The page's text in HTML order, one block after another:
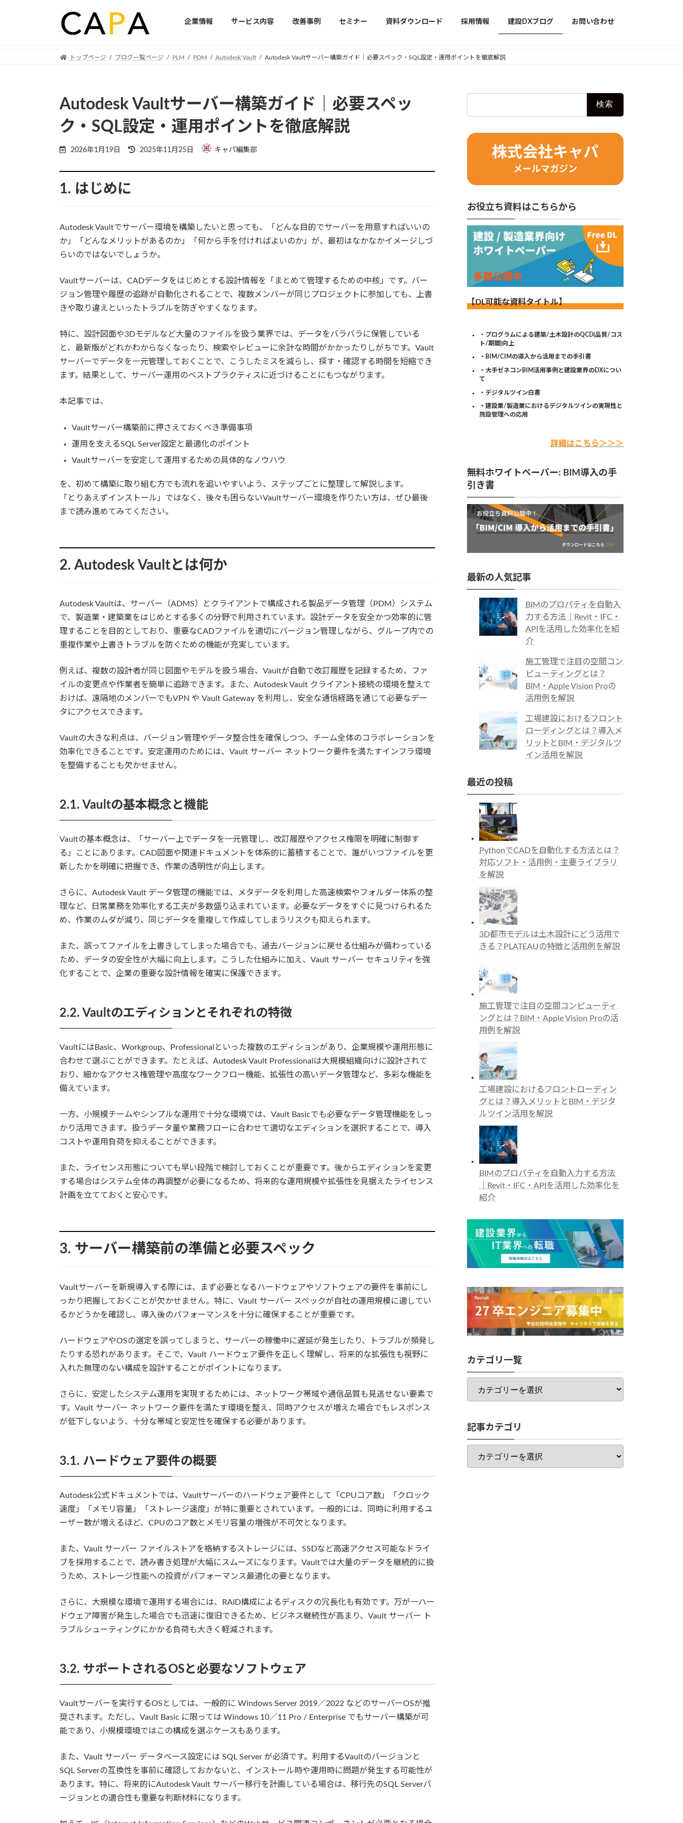
企業情報 サービス内容 改善事例 セミナー 資料ダウンロード 採用情報 建設DXブログ お問い合わせ
トップページ ブログ一覧ページ PLM PDM Autodesk Vault Autodesk Vaultサーバー構築ガイド｜必要スペック・SQL設定・運用ポイントを徹底解説
Autodesk Vaultサーバー構築ガイド｜必要スペッ
ク・SQL設定・運用ポイントを徹底解説
2026年1月19日
Last
updated
2025年11月25日 キャパ編集部
1. はじめに
Autodesk Vaultでサーバー環境を構築したいと思っても、「どんな目的でサーバーを用意すればいいの
か」「どんなメリットがあるのか」「何から手を付ければよいのか」が、最初はなかなかイメージしづ
らいのではないでしょうか。
Vaultサーバーは、CADデータをはじめとする設計情報を「まとめて管理するための中核」です。バー
ジョン管理や履歴の追跡が自動化されることで、複数メンバーが同じプロジェクトに参加しても、上書
きや取り違えといったトラブルを防ぎやすくなります。
特に、設計図面や3Dモデルなど大量のファイルを扱う業界では、データをバラバラに保管している
と、最新版がどれかわからなくなったり、検索やレビューに余計な時間がかかったりしがちです。Vault
サーバーでデータを一元管理しておくことで、こうしたミスを減らし、探す・確認する時間を短縮でき
ます。結果として、サーバー運用のベストプラクティスに近づけることにもつながります。
本記事では、
Vaultサーバー構築前に押さえておくべき準備事項
運用を支えるSQL Server設定と最適化のポイント
Vaultサーバーを安定して運用するための具体的なノウハウ
を、初めて構築に取り組む方でも流れを追いやすいよう、ステップごとに整理して解説します。
「とりあえずインストール」ではなく、後々も困らないVaultサーバー環境を作りたい方は、ぜひ最後
まで読み進めてみてください。
2. Autodesk Vaultとは何か
Autodesk Vaultは、サーバー（ADMS）とクライアントで構成される製品データ管理（PDM）システム
で、製造業・建築業をはじめとする多くの分野で利用されています。設計データを安全かつ効率的に管
理することを目的としており、重要なCADファイルを適切にバージョン管理しながら、グループ内での
重複作業や上書きトラブルを防ぐための機能が充実しています。
例えば、複数の設計者が同じ図面やモデルを扱う場合、Vaultが自動で改訂履歴を記録するため、ファ
イルの変更点や作業者を簡単に追跡できます。また、Autodesk Vault クライアント接続の環境を整えて
おけば、遠隔地のメンバーでもVPN や Vault Gateway を利用し、安全な通信経路を通じて必要なデー
タにアクセスできます。
Vaultの大きな利点は、バージョン管理やデータ整合性を確保しつつ、チーム全体のコラボレーションを
効率化できることです。安定運用のためには、Vault サーバー ネットワーク要件を満たすインフラ環境
を整備することも欠かせません。
2.1. Vaultの基本概念と機能
Vaultの基本概念は、「サーバー上でデータを一元管理し、改訂履歴やアクセス権限を明確に制御す
る」ことにあります。CAD図面や関連ドキュメントを体系的に蓄積することで、誰がいつファイルを更
新したかを明確に把握でき、作業の透明性が向上します。
さらに、Autodesk Vault データ管理の機能では、メタデータを利用した高速検索やフォルダー体系の整
理など、日常業務を効率化する工夫が多数盛り込まれています。必要なデータをすぐに見つけられるた
め、作業のムダが減り、同じデータを重複して作成してしまうリスクも抑えられます。
また、誤ってファイルを上書きしてしまった場合でも、過去バージョンに戻せる仕組みが備わっている
ため、データの安全性が大幅に向上します。こうした仕組みに加え、Vault サーバー セキュリティを強
化することで、企業の重要な設計情報を確実に保護できます。
2.2. Vaultのエディションとそれぞれの特徴
VaultにはBasic、Workgroup、Professionalといった複数のエディションがあり、企業規模や運用形態に
合わせて選ぶことができます。たとえば、Autodesk Vault Professionalは大規模組織向けに設計されて
おり、細かなアクセス権管理や高度なワークフロー機能、拡張性の高いデータ管理など、多彩な機能を
備えています。
一方、小規模チームやシンプルな運用で十分な環境では、Vault Basicでも必要なデータ管理機能をしっ
かり活用できます。扱うデータ量や業務フローに合わせて適切なエディションを選択することで、導入
コストや運用負荷を抑えることができます。
また、ライセンス形態についても早い段階で検討しておくことが重要です。後からエディションを変更
する場合はシステム全体の再調整が必要になるため、将来的な運用規模や拡張性を見据えたライセンス
計画を立てておくと安心です。
3. サーバー構築前の準備と必要スペック
Vaultサーバーを新規導入する際には、まず必要となるハードウェアやソフトウェアの要件を事前にし
っかり把握しておくことが欠かせません。特に、Vault サーバー スペックが自社の運用規模に適してい
るかどうかを確認し、導入後のパフォーマンスを十分に確保することが重要です。
ハードウェアやOSの選定を誤ってしまうと、サーバーの稼働中に遅延が発生したり、トラブルが頻発し
たりする恐れがあります。そこで、Vault ハードウェア要件を正しく理解し、将来的な拡張性も視野に
入れた無理のない構成を設計することがポイントになります。
さらに、安定したシステム運用を実現するためには、ネットワーク帯域や通信品質も見逃せない要素で
す。Vault サーバー ネットワーク要件を満たす環境を整え、同時アクセスが増えた場合でもレスポンス
が低下しないよう、十分な帯域と安定性を確保する必要があります。
3.1. ハードウェア要件の概要
Autodesk公式ドキュメントでは、Vaultサーバーのハードウェア要件として「CPUコア数」「クロック
速度」「メモリ容量」「ストレージ速度」が特に重要とされています。一般的には、同時に利用するユ
ーザー数が増えるほど、CPUのコア数とメモリ容量の増強が不可欠となります。
また、Vault サーバー ファイルストアを格納するストレージには、SSDなど高速アクセス可能なドライ
ブを採用することで、読み書き処理が大幅にスムーズになります。Vaultでは大量のデータを継続的に扱
うため、ストレージ性能への投資がパフォーマンス最適化の要となります。
さらに、大規模な環境で運用する場合には、RAID構成によるディスクの冗長化も有効です。万が一ハー
ドウェア障害が発生した場合でも迅速に復旧できるため、ビジネス継続性が高まり、Vault サーバー ト
ラブルシューティングにかかる負荷も大きく軽減されます。
3.2. サポートされるOSと必要なソフトウェア
Vaultサーバーを実行するOSとしては、一般的に Windows Server 2019／2022 などのサーバーOSが推
奨されます。ただし、Vault Basic に限っては Windows 10／11 Pro / Enterprise でもサーバー構築が可
能であり、小規模環境ではこの構成を選ぶケースもあります。
また、Vault サーバー データベース設定には SQL Server が必須です。利用するVaultのバージョンと
SQL Serverの互換性を事前に確認しておかないと、インストール時や運用時に問題が発生する可能性が
あります。特に、将来的にAutodesk Vault サーバー移行を計画している場合は、移行先のSQL Serverバ
ージョンとの適合性も重要な判断材料になります。
株式会社キャパ
メールマガジン
お役立ち資料はこちらから
【DL可能な資料タイトル】
・プログラムによる建築/土木設計のQCD(品質/コス
ト/期間)向上
・BIM/CIMの導入から活用までの手引書
・大手ゼネコンBIM活用事例と建設業界のDXについ
て
・デジタルツイン白書
・建設業/製造業におけるデジタルツインの実現性と
施設管理への応用
詳細はこちら＞＞＞
無料ホワイトペーパー: BIM導入の手
引き書
最新の人気記事
BIMのプロパティを自動入
力する方法｜Revit・IFC・
APIを活用した効率化を紹
介
施工管理で注目の空間コン
ピューティングとは？
BIM・Apple Vision Proの
活用例を解説
工場建設におけるフロント
ローディングとは？導入メ
リットとBIM・デジタルツ
イン活用を解説
最近の投稿
PythonでCADを自動化する方法とは？
対応ソフト・活用例・主要ライブラリ
を解説
3D都市モデルは土木設計にどう活用で
きる？PLATEAUの特徴と活用例を解説
施工管理で注目の空間コンピューティ
ングとは？BIM・Apple Vision Proの活
用例を解説
工場建設におけるフロントローディン
グとは？導入メリットとBIM・デジタ
ルツイン活用を解説
BIMのプロパティを自動入力する方法
｜Revit・IFC・APIを活用した効率化を
紹介
カテゴリ一覧
カ
ゴ
一
覧
記事カテゴリ
記
カ